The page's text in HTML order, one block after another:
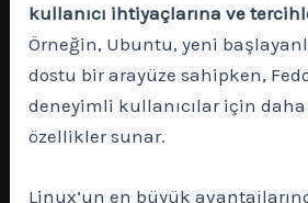
kullanıcı ihtiyaçlarına ve
Örneğin, Ubuntu, yeni
dostu bir arayüze sahipken,
deneyimli kullanıcılar için
özellikler sunar.
Linux’un en büyük